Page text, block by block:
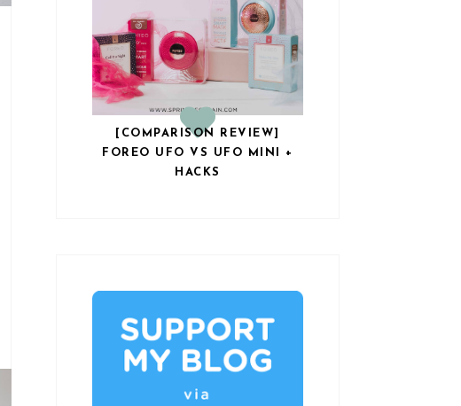
[COMPARISON REVIEW]
FOREO UFO VS UFO MINI +
HACKS